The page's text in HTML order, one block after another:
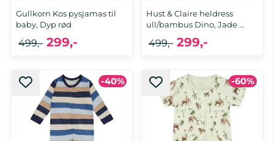
Gullkorn Kos pysjamas til
baby, Dyp rød
62, 68, 74, 80, 86
299,-
499,-
Hust & Claire heldress
ull/bambus Dino, Jade ...
62, 68
299,-
499,-
-40% -60%